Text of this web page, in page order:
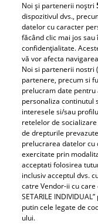
Noi și partenerii noștri
dispozitivul dvs.,
datelor cu caracter
făcând clic mai jos
confidențialitate.
vă vor afecta
Noi si partenerii nostri
partenere, precum si
prelucram date pentru
personaliza continutul
interesele si/sau
retelelor de
de drepturile
prelucrarea datelor cu
exercitate prin
acceptati folosirea
inclusiv acceptul dvs.
catre Vendor-ii cu care
SETARILE
putin cele legate de
ului.